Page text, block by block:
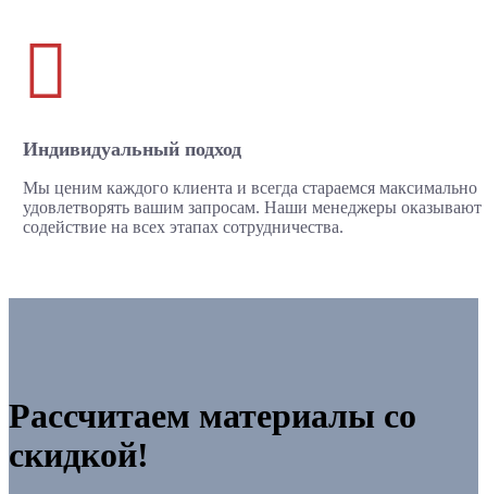

Индивидуальный подход
Мы ценим каждого клиента и всегда стараемся максимально
удовлетворять вашим запросам. Наши менеджеры оказывают
содействие на всех этапах сотрудничества.
Рассчитаем материалы со
скидкой!